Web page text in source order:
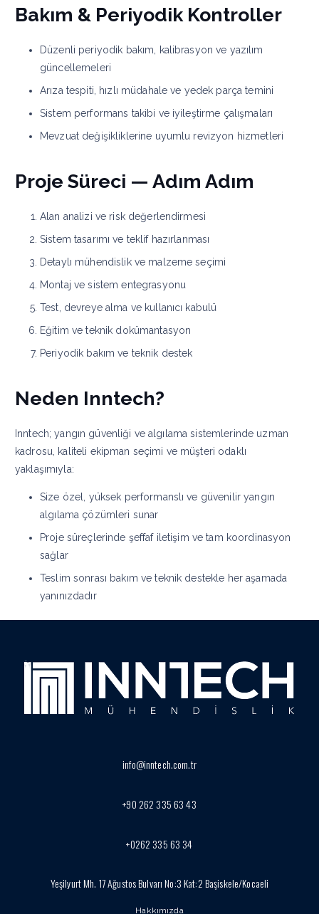
Bakım & Periyodik Kontroller
Düzenli periyodik bakım, kalibrasyon ve yazılım
güncellemeleri
Arıza tespiti, hızlı müdahale ve yedek parça temini
Sistem performans takibi ve iyileştirme çalışmaları
Mevzuat değişikliklerine uyumlu revizyon hizmetleri
Proje Süreci — Adım Adım
Alan analizi ve risk değerlendirmesi
Sistem tasarımı ve teklif hazırlanması
Detaylı mühendislik ve malzeme seçimi
Montaj ve sistem entegrasyonu
Test, devreye alma ve kullanıcı kabulü
Eğitim ve teknik dokümantasyon
Periyodik bakım ve teknik destek
Neden Inntech?
Inntech; yangın güvenliği ve algılama sistemlerinde uzman
kadrosu, kaliteli ekipman seçimi ve müşteri odaklı
yaklaşımıyla:
Size özel, yüksek performanslı ve güvenilir yangın
algılama çözümleri sunar
Proje süreçlerinde şeffaf iletişim ve tam koordinasyon
sağlar
Teslim sonrası bakım ve teknik destekle her aşamada
yanınızdadır
info@inntech.com.tr
+90 262 335 63 43
+0262 335 63 34
Yeşilyurt Mh. 17 Ağustos Bulvarı No:3 Kat:2 Başiskele/Kocaeli
Hakkımızda